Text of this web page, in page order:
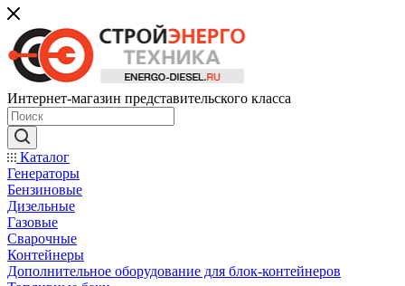
Интернет-магазин представительского класса
Каталог
Генераторы
Бензиновые
Дизельные
Газовые
Сварочные
Контейнеры
Дополнительное оборудование для блок-контейнеров